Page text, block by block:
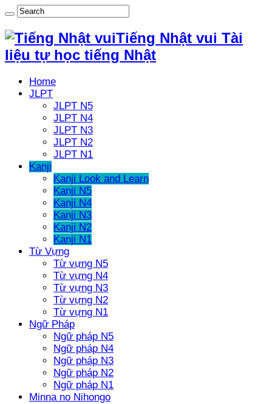
Tiếng Nhật vui Tài
liệu tự học tiếng Nhật
Home
JLPT
JLPT N5
JLPT N4
JLPT N3
JLPT N2
JLPT N1
Kanji
Kanji Look and Learn
Kanji N5
Kanji N4
Kanji N3
Kanji N2
Kanji N1
Từ Vựng
Từ vựng N5
Từ vựng N4
Từ vựng N3
Từ vựng N2
Từ vựng N1
Ngữ Pháp
Ngữ pháp N5
Ngữ pháp N4
Ngữ pháp N3
Ngữ pháp N2
Ngữ pháp N1
Minna no Nihongo